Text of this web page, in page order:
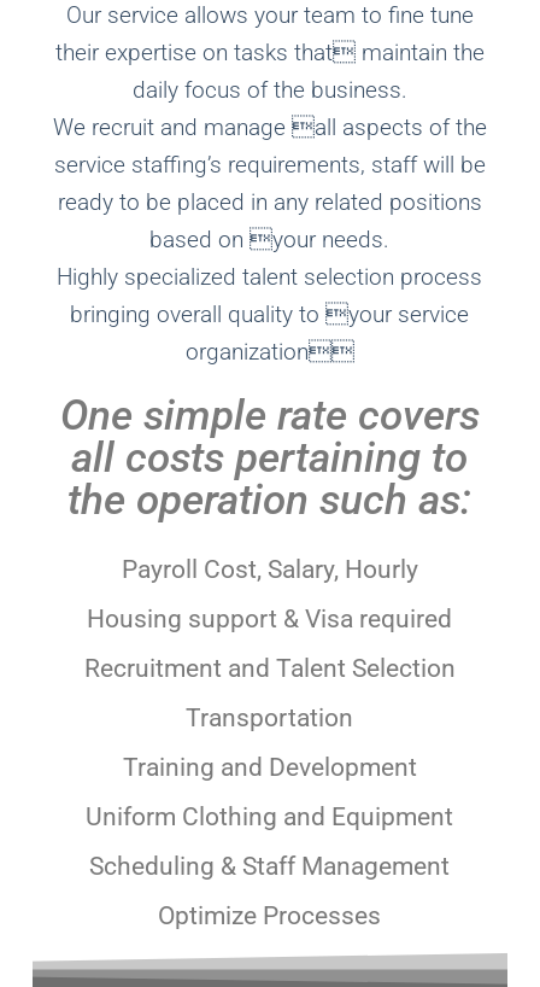
Our service allows your team to fine tune
their expertise on tasks that maintain the
daily focus of the business.
We recruit and manage all aspects of the
service staffing’s requirements, staff will be
ready to be placed in any related positions
based on your needs.
Highly specialized talent selection process
bringing overall quality to your service
organization
One simple rate covers
all costs pertaining to
the operation such as:
Payroll Cost, Salary, Hourly
Housing support & Visa required
Recruitment and Talent Selection
Transportation
Training and Development
Uniform Clothing and Equipment
Scheduling & Staff Management
Optimize Processes